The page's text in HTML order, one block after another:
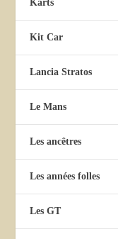
Karts
Kit Car
Lancia Stratos
Le Mans
Les ancêtres
Les années folles
Les GT